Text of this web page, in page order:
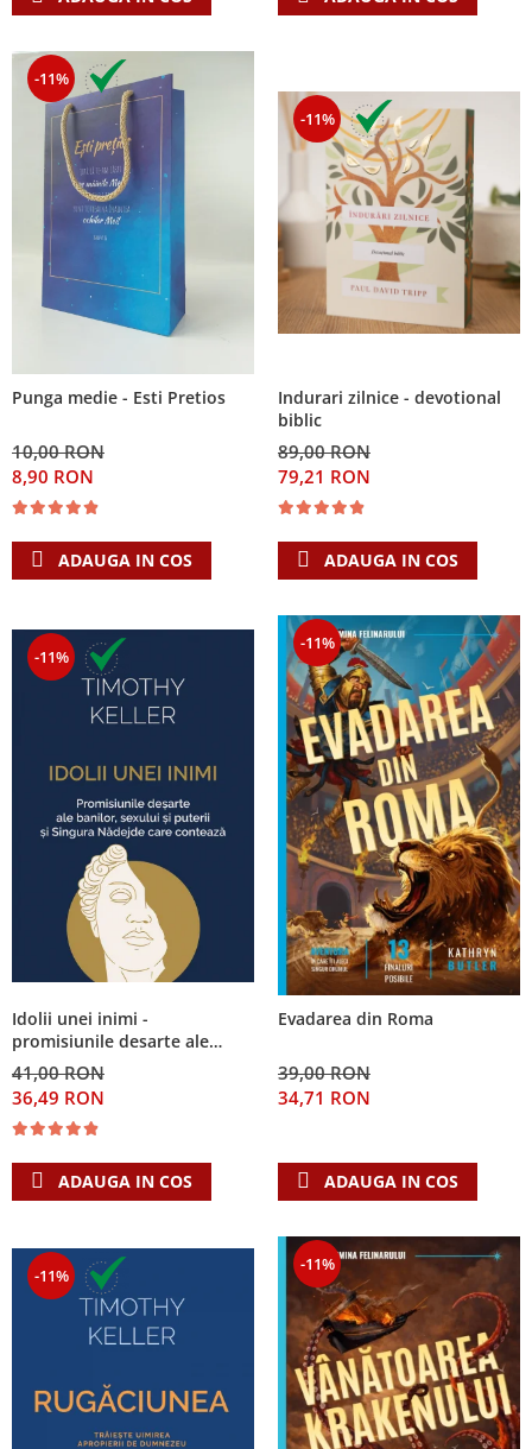
-11%
Punga medie - Esti Pretios
10,00 RON
8,90 RON
ADAUGA IN COS
-11%
Indurari zilnice - devotional
biblic
89,00 RON
79,21 RON
ADAUGA IN COS
-11%
Idolii unei inimi -
promisiunile desarte ale
banilor, sexului si puterii si
Singura Nadejde care
conteaza
41,00 RON
36,49 RON
ADAUGA IN COS
-11%
Evadarea din Roma
39,00 RON
34,71 RON
ADAUGA IN COS
-11%
-11%